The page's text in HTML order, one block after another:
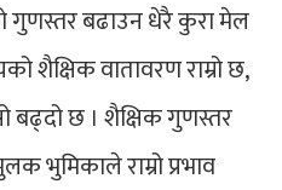
गुणस्तर बढाउन धेरै कुरा मेल
शैक्षिक वातावरण राम्रो छ,
बढ्दो छ । शैक्षिक गुणस्तर
भुमिकाले राम्रो प्रभाव